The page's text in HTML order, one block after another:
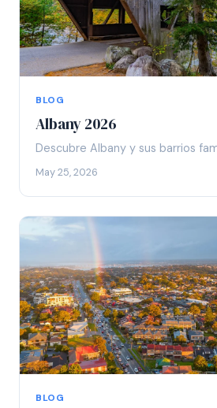
BLOG
Albany 2026
Descubre Albany y sus barrios
May 25, 2026
BLOG